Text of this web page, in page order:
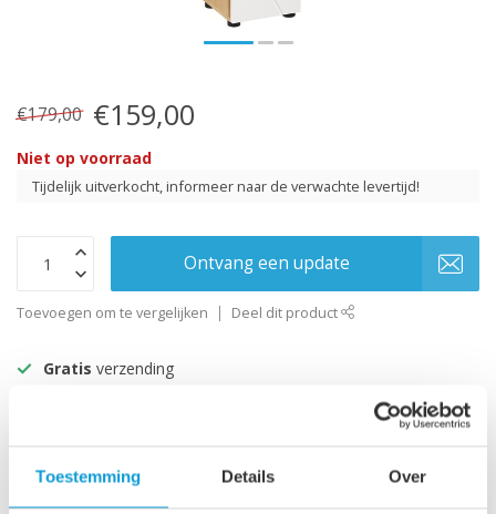
Toestemming Details Over
€179,00 €159,00
Niet op voorraad
Tijdelijk uitverkocht, informeer naar de verwachte levertijd!
Ontvang een update
Toevoegen om te vergelijken Deel dit product
Gratis verzending